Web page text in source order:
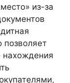
из-за
позволяет
нахождения